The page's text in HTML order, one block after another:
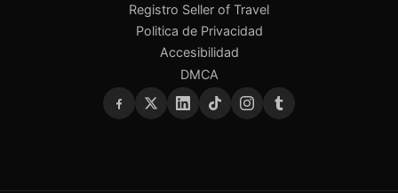
Registro Seller of Travel
Politica de Privacidad
Accesibilidad
DMCA